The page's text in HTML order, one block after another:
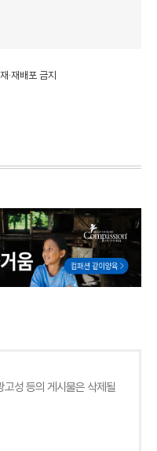
·재배포 금지